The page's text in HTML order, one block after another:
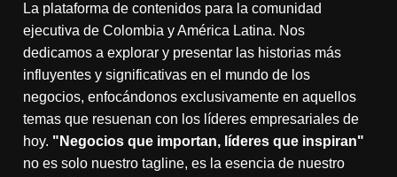
La plataforma de contenidos para la comunidad
ejecutiva de Colombia y América Latina. Nos
dedicamos a explorar y presentar las historias más
influyentes y significativas en el mundo de los
negocios, enfocándonos exclusivamente en aquellos
temas que resuenan con los líderes empresariales de
hoy. "Negocios que importan, líderes que inspiran"
no es solo nuestro tagline, es la esencia de nuestro